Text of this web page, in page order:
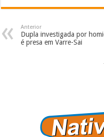
Anterior
Dupla investigada por
é presa em Varre-Sai